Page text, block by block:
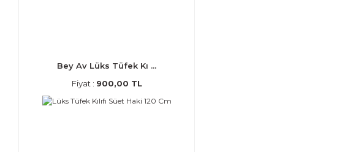
Bey Av Lüks Tüfek Kı ...
Fiyat : 900,00 TL